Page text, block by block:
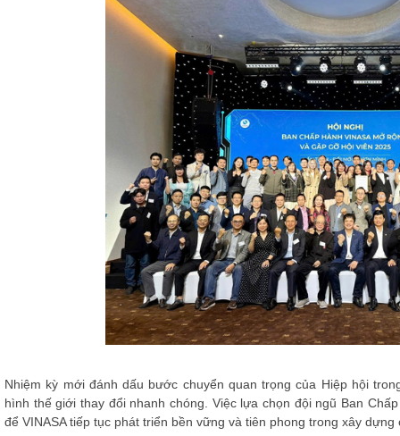
Nhiệm kỳ mới đánh dấu bước chuyển quan trọng của Hiệp hội
hình thế giới thay đổi nhanh chóng. Việc lựa chọn đội ngũ Ban
để VINASA tiếp tục phát triển bền vững và tiên phong trong xây